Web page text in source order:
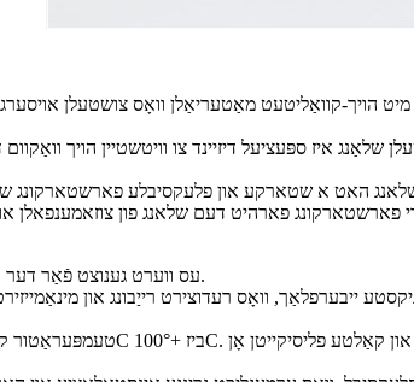
הויך-קוואַליטעט מאַטעריאַלן וואָס צושטעלן
שלאַנג איז ספּעציעל דיזיינד צו וויטשטיין הויך
האט א שטארקע און פלעקסיבלע פארשטארקונג
עס ווערט גענוצט פֿאַר דער טראַנספער פון פֿאַרשידענע כעמיקאַלן, זויערן, אַלקאָהאָלן, סאָלווענטן און אַנדערע קעראָוסיוו פליסיקייטן.
ייבערפלאַך, וואָס רעדוצירט רייַבונג און